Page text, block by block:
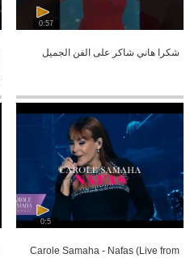
0:57
شكرا هاني شاكر على الفن الجميل
0:5
Carole Samaha - Nafas (Live from